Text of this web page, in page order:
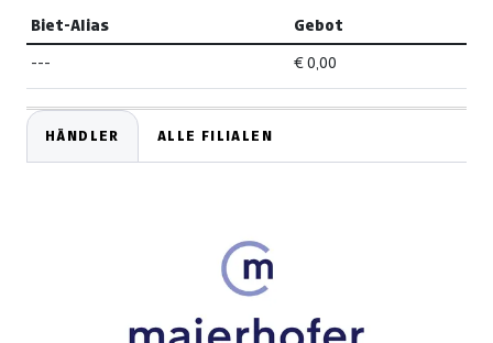
Biet-Alias Gebot
--- € 0,00
HÄNDLER ALLE FILIALEN